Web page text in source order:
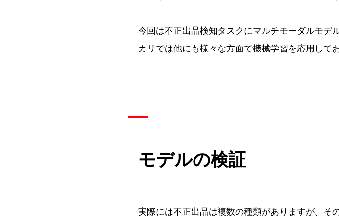
今回は不正出品検知タスクにマルチモーダルモデ
カリでは他にも様々な方面で機械学習を応用して
モデルの検証
実際には不正出品は複数の種類がありますが、そ